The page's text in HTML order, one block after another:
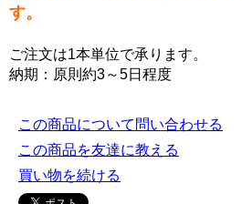
す。
ご注文は1本単位で承ります。
納期：原則約3～5日程度
この商品について問い合わせる
この商品を友達に教える
買い物を続ける